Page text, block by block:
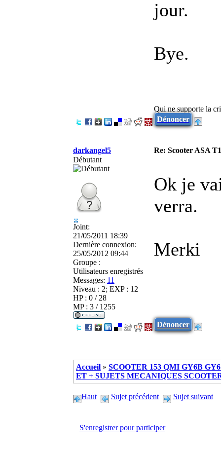
jour.
Bye.
Qui ne supporte la
Dénoncer
darkangel5
Re: Scooter ASA
Débutant
Joint:
21/05/2011 18:39
Dernière connexion:
25/05/2012 09:44
Groupe :
Utilisateurs enregistrés
Messages: 11
Niveau : 2; EXP : 12
HP : 0 / 28
MP : 3 / 1255
Ok je
verra.
Merki
Dénoncer
Accueil » SCOOTER 153 QMI GY6B
ET + SUJETS MECANIQUES
Haut Sujet précédent Sujet suivant
S'enregistrer pour participer